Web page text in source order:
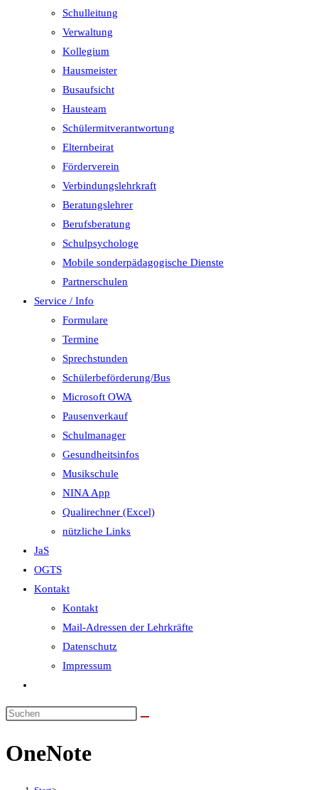
Schulleitung
Verwaltung
Kollegium
Hausmeister
Busaufsicht
Hausteam
Schülermitverantwortung
Elternbeirat
Förderverein
Verbindungslehrkraft
Beratungslehrer
Berufsberatung
Schulpsychologe
Mobile sonderpädagogische Dienste
Partnerschulen
Service / Info
Formulare
Termine
Sprechstunden
Schülerbeförderung/Bus
Microsoft OWA
Pausenverkauf
Schulmanager
Gesundheitsinfos
Musikschule
NINA App
Qualirechner (Excel)
nützliche Links
JaS
OGTS
Kontakt
Kontakt
Mail-Adressen der Lehrkräfte
Datenschutz
Impressum
umschalten
OneNote